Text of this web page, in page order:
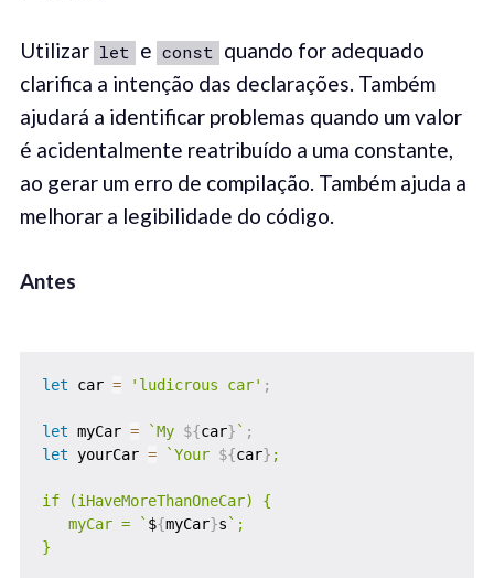
Utilizar let e const quando for adequado
clarifica a intenção das declarações. Também
ajudará a identificar problemas quando um valor
é acidentalmente reatribuído a uma constante,
ao gerar um erro de compilação. Também ajuda a
melhorar a legibilidade do código.
Antes
let car = 'ludicrous car' ;
let myCar = `My ${car} ` ;
let yourCar = `Your ${car} ;
if (iHaveMoreThanOneCar) {
   myCar =
` ${myCar}s ` ;
}